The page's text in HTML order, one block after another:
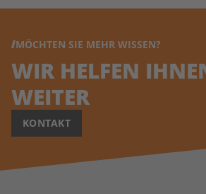
MÖCHTEN SIE MEHR WISSEN?
WIR HELFEN
WEITER
KONTAKT